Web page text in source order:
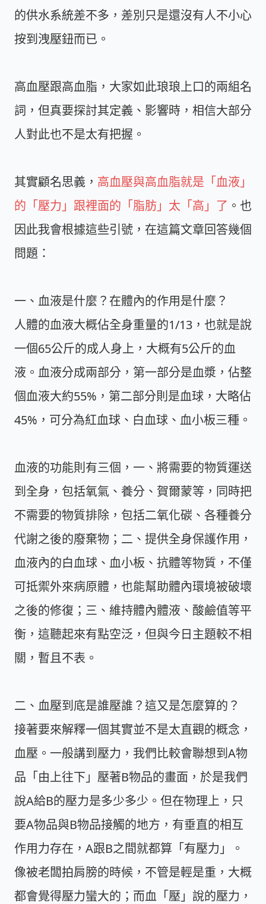
的供水系統差不多，差別只是還沒有人不小心
按到洩壓鈕而已。
高血壓跟高血脂，大家如此琅琅上口的兩組名
詞，但真要探討其定義、影響時，相信大部分
人對此也不是太有把握。
其實顧名思義， 高血壓與高血脂就是「血液」
的「壓力」跟裡面的「脂肪」太「高」了 。也
因此我會根據這些引號，在這篇文章回答幾個
問題：
一、血液是什麼？在體內的作用是什麼？
人體的血液大概佔全身重量的1/13，也就是說
一個65公斤的成人身上，大概有5公斤的血
液。血液分成兩部分，第一部分是血漿，佔整
個血液大約55%，第二部分則是血球，大略佔
45%，可分為紅血球、白血球、血小板三種。
血液的功能則有三個，一、將需要的物質運送
到全身，包括氧氣、養分、賀爾蒙等，同時把
不需要的物質排除，包括二氧化碳、各種養分
代謝之後的廢棄物；二、提供全身保護作用，
血液內的白血球、血小板、抗體等物質，不僅
可抵禦外來病原體，也能幫助體內環境被破壞
之後的修復；三、維持體內體液、酸鹼值等平
衡，這聽起來有點空泛，但與今日主題較不相
關，暫且不表。
二、血壓到底是誰壓誰？這又是怎麼算的？
接著要來解釋一個其實並不是太直觀的概念，
血壓。一般講到壓力，我們比較會聯想到A物
品「由上往下」壓著B物品的畫面，於是我們
說A給B的壓力是多少多少。但在物理上，只
要A物品與B物品接觸的地方，有垂直的相互
作用力存在，A跟B之間就都算「有壓力」。
像被老闆拍肩膀的時候，不管是輕是重，大概
都會覺得壓力蠻大的；而血「壓」說的壓力，